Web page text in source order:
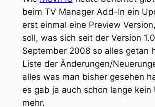
beim TV Manager Add-In ein
erst einmal eine Preview
soll, was sich seit der Version
September 2008 so alles getan
Liste der Änderungen/
alles was man bisher gesehen
es gab ja auch schon lange kein
mehr.